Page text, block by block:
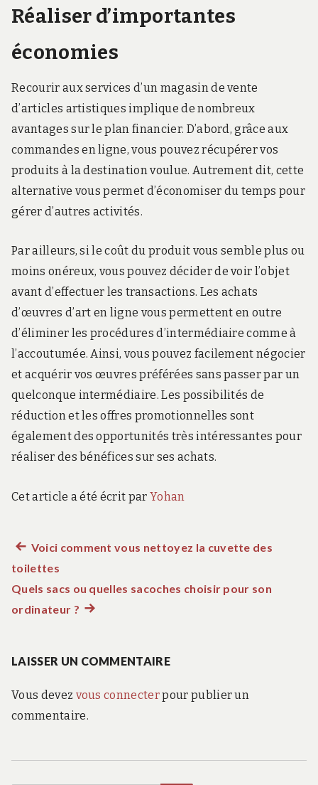
Réaliser d’importantes
économies
Recourir aux services d’un magasin de vente
d’articles artistiques implique de nombreux
avantages sur le plan financier. D’abord, grâce aux
commandes en ligne, vous pouvez récupérer vos
produits à la destination voulue. Autrement dit, cette
alternative vous permet d’économiser du temps pour
gérer d’autres activités.
Par ailleurs, si le coût du produit vous semble plus ou
moins onéreux, vous pouvez décider de voir l’objet
avant d’effectuer les transactions. Les achats
d’œuvres d’art en ligne vous permettent en outre
d’éliminer les procédures d’intermédiaire comme à
l’accoutumée. Ainsi, vous pouvez facilement négocier
et acquérir vos œuvres préférées sans passer par un
quelconque intermédiaire. Les possibilités de
réduction et les offres promotionnelles sont
également des opportunités très intéressantes pour
réaliser des bénéfices sur ses achats.
Cet article a été écrit par Yohan
Navigation
de
Article
précédent :
Voici comment vous nettoyez la cuvette des
toilettes
Quels sacs ou quelles sacoches choisir pour son
ordinateur ?Article
LAISSER UN COMMENTAIRE
Vous devez vous connecterpour publier un
commentaire.